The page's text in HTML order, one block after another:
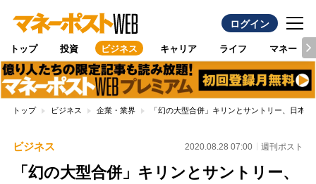
ログイン
トップ 投資 ビジネス キャリア ライフ マネー
トップ ビジネス 企業・業界 「幻の大型合併」キリンとサントリー、日本
ビジネス 2020.08.28 07:00 週刊ポスト
「幻の大型合併」キリンとサントリー、